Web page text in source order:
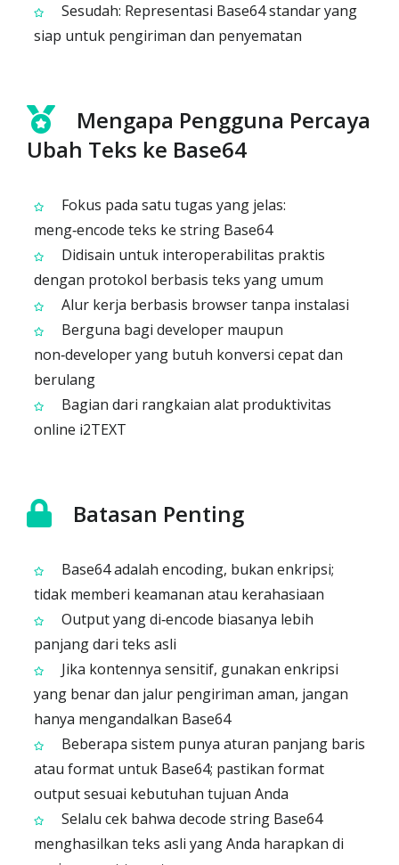
Sesudah: Representasi Base64 standar yang
siap untuk pengiriman dan penyematan
Mengapa Pengguna Percaya
Ubah Teks ke Base64
Fokus pada satu tugas yang jelas:
meng‑encode teks ke string Base64
Didisain untuk interoperabilitas praktis
dengan protokol berbasis teks yang umum
Alur kerja berbasis browser tanpa instalasi
Berguna bagi developer maupun
non‑developer yang butuh konversi cepat dan
berulang
Bagian dari rangkaian alat produktivitas
online i2TEXT
Batasan Penting
Base64 adalah encoding, bukan enkripsi;
tidak memberi keamanan atau kerahasiaan
Output yang di‑encode biasanya lebih
panjang dari teks asli
Jika kontennya sensitif, gunakan enkripsi
yang benar dan jalur pengiriman aman, jangan
hanya mengandalkan Base64
Beberapa sistem punya aturan panjang baris
atau format untuk Base64; pastikan format
output sesuai kebutuhan tujuan Anda
Selalu cek bahwa decode string Base64
menghasilkan teks asli yang Anda harapkan di